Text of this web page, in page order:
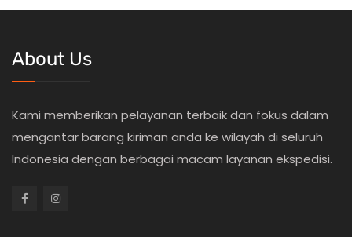
About Us
Kami memberikan pelayanan terbaik dan fokus dalam
mengantar barang kiriman anda ke wilayah di seluruh
Indonesia dengan berbagai macam layanan ekspedisi.